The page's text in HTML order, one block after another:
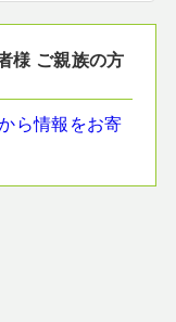
様 ご親族の方
ら情報をお寄